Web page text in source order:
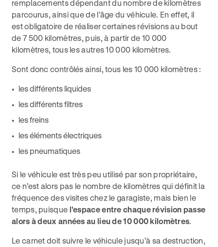
remplacements dépendant du nombre de kilomètres
parcourus, ainsi que de l’âge du véhicule. En effet, il
est obligatoire de réaliser certaines révisions au bout
de 7 500 kilomètres, puis, à partir de 10 000
kilomètres, tous les autres 10 000 kilomètres.
Sont donc contrôlés ainsi, tous les 10 000 kilomètres :
les différents liquides
les différents filtres
les freins
les éléments électriques
les pneumatiques
Si le véhicule est très peu utilisé par son propriétaire,
ce n’est alors pas le nombre de kilomètres qui définit la
fréquence des visites chez le garagiste, mais bien le
temps, puisque l’espace entre chaque révision passe
alors à deux années au lieu de 10 000 kilomètres.
Le carnet doit suivre le véhicule jusqu’à sa destruction,